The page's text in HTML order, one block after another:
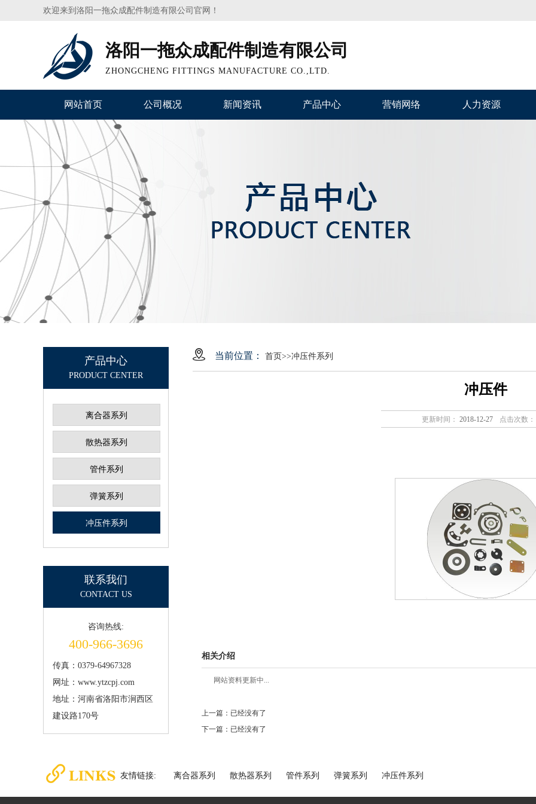
欢迎来到洛阳一拖众成配件制造有限公司官网！
洛阳一拖众成配件制造有限公司
ZHONGCHENG FITTINGS MANUFACTURE CO.,LTD.
网站首页 公司概况 新闻资讯 产品中心 营销网络 人力资源
产品中心
PRODUCT CENTER
离合器系列
散热器系列
管件系列
弹簧系列
冲压件系列
联系我们
CONTACT US
咨询热线:
400-966-3696
传真：0379-64967328
网址：www.ytzcpj.com
地址：河南省洛阳市涧西区
建设路170号
当前位置： 首页>>冲压件系列
冲压件
更新时间： 2018-12-27 点击次数：
相关介绍
网站资料更新中...
上一篇：已经没有了
下一篇：已经没有了
友情链接: 离合器系列 散热器系列 管件系列 弹簧系列 冲压件系列